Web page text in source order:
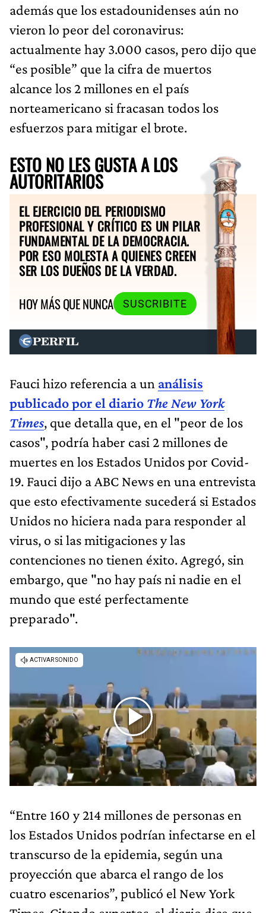
además que los estadounidenses aún no
vieron lo peor del coronavirus:
actualmente hay 3.000 casos, pero dijo que
“es posible” que la cifra de muertos
alcance los 2 millones en el país
norteamericano si fracasan todos los
esfuerzos para mitigar el brote.
ESTO NO LES GUSTA A LOS
AUTORITARIOS
EL EJERCICIO DEL PERIODISMO
PROFESIONAL Y CRÍTICO ES UN PILAR
FUNDAMENTAL DE LA DEMOCRACIA.
POR ESO MOLESTA A QUIENES CREEN
SER LOS DUEÑOS DE LA VERDAD.
HOY MÁS QUE NUNCA
SUSCRIBITE
Fauci hizo referencia a un análisis
publicado por el diario The New York
Times, que detalla que, en el "peor de los
casos", podría haber casi 2 millones de
muertes en los Estados Unidos por Covid-
19. Fauci dijo a ABC News en una entrevista
que esto efectivamente sucederá si Estados
Unidos no hiciera nada para responder al
virus, o si las mitigaciones y las
contenciones no tienen éxito. Agregó, sin
embargo, que "no hay país ni nadie en el
mundo que esté perfectamente
preparado".
“Entre 160 y 214 millones de personas en
los Estados Unidos podrían infectarse en el
transcurso de la epidemia, según una
proyección que abarca el rango de los
cuatro escenarios”, publicó el New York